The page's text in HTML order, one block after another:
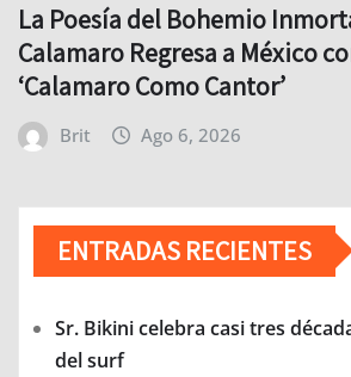
La Poesía del Bohemio
Calamaro Regresa a México
‘Calamaro Como Cantor’
Brit Ago 6, 2026
ENTRADAS RECIENTES
Sr. Bikini celebra casi tres
del surf